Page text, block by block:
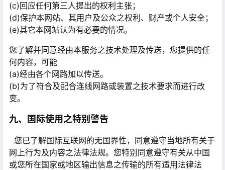
(c)回应任何第三人提出的权利主张；
(d)保护本网站、其用户及公众之权利、财产或个人安全；
(e)其它本网站认为有必要的情况。
您了解并同意经由本服务之技术处理及传送，您提供的任
何内容，可能
(a)经由各个网路加以传送。
(b)为了符合及配合连线网路或装置之技术要求而进行改
变。
九、国际使用之特别警告
您已了解国际互联网的无国界性，同意遵守当地所有关于
网上行为及内容之法律法规。您特别同意遵守有关从中国
或您所在国家或地区输出信息之传输的所有适用法律法